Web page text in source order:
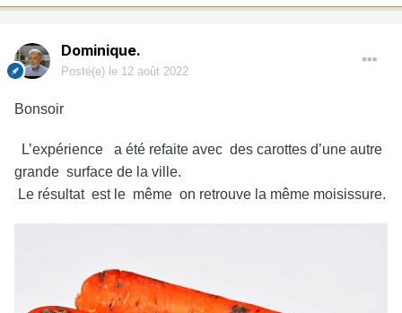
Dominique.
Posté(e) le 12 août 2022
Bonsoir
L’expérience a été refaite avec des carottes d’une autre
grande surface de la ville.
Le résultat est le même on retrouve la même moisissure.